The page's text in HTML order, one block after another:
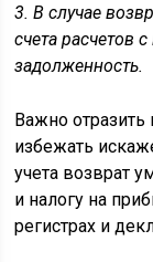
3. В случае
счета расчетов
задолженность.
Важно
избежать
учета возврат
и налогу на
регистрах и